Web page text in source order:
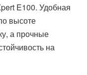
E100. Удобная
высоте
а прочные
на